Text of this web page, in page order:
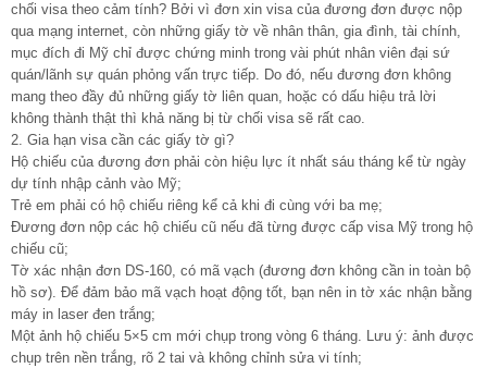
chối visa theo cảm tính? Bởi vì đơn xin visa của đương đơn được nộp
qua mạng internet, còn những giấy tờ về nhân thân, gia đình, tài chính,
mục đích đi Mỹ chỉ được chứng minh trong vài phút nhân viên đại sứ
quán/lãnh sự quán phỏng vấn trực tiếp. Do đó, nếu đương đơn không
mang theo đầy đủ những giấy tờ liên quan, hoặc có dấu hiệu trả lời
không thành thật thì khả năng bị từ chối visa sẽ rất cao.
2. Gia hạn visa cần các giấy tờ gì?
Hộ chiếu của đương đơn phải còn hiệu lực ít nhất sáu tháng kể từ ngày
dự tính nhập cảnh vào Mỹ;
Trẻ em phải có hộ chiếu riêng kể cả khi đi cùng với ba mẹ;
Đương đơn nộp các hộ chiếu cũ nếu đã từng được cấp visa Mỹ trong hộ
chiếu cũ;
Tờ xác nhận đơn DS-160, có mã vạch (đương đơn không cần in toàn bộ
hồ sơ). Để đảm bảo mã vạch hoạt động tốt, bạn nên in tờ xác nhận bằng
máy in laser đen trắng;
Một ảnh hộ chiếu 5×5 cm mới chụp trong vòng 6 tháng. Lưu ý: ảnh được
chụp trên nền trắng, rõ 2 tai và không chỉnh sửa vi tính;